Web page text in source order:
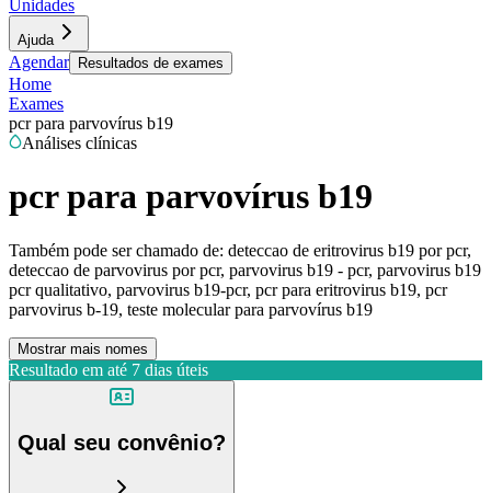
Unidades
Ajuda
Agendar Resultados de exames
Home
Exames
pcr para parvovírus b19
Análises clínicas
pcr para parvovírus b19
Também pode ser chamado de: deteccao de eritrovirus b19 por pcr,
deteccao de parvovirus por pcr, parvovirus b19 - pcr, parvovirus b19
pcr qualitativo, parvovirus b19-pcr, pcr para eritrovirus b19, pcr
parvovirus b-19, teste molecular para parvovírus b19
Mostrar mais nomes
Resultado em até 7 dias úteis
Qual seu convênio?